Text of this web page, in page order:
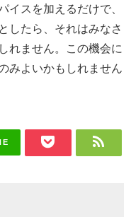
イスを加えるだけで、
したら、それはみなさ
れません。この機会に
みよいかもしれません